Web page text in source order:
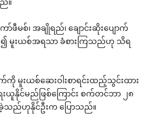
စ်၊ အချိုရည်၊ ချောင်းဆိုးပျောက်
၍ မူးယစ်အရသာ ခံစားကြသည်ဟု သိရ
ကို မူးယစ်ဆေးဝါးစာရင်းထည့်သွင်းထား
ယူနိုင်မည်ဖြစ်ကြောင်း စက်တင်ဘာ ၂၈
ည်ဟုနိုင်ဦးက ပြောသည်။